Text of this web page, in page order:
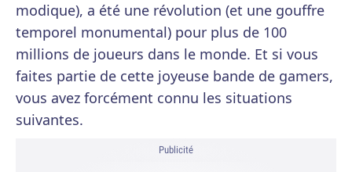
modique), a été une révolution (et une gouffre
temporel monumental) pour plus de 100
millions de joueurs dans le monde. Et si vous
faites partie de cette joyeuse bande de gamers,
vous avez forcément connu les situations
suivantes.
Publicité